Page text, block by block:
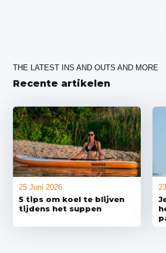
THE LATEST INS AND OUTS AND MORE
Recente artikelen
25 Juni 2026
5 tips om koel te blijven
tijdens het suppen